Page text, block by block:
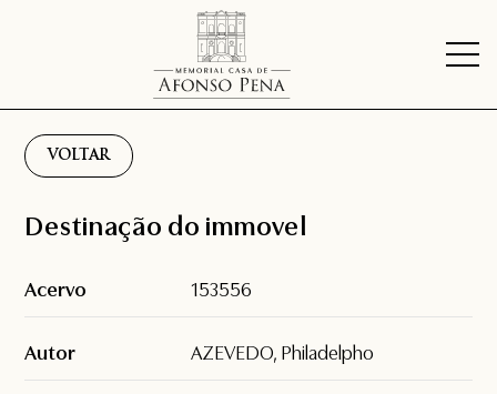
VOLTAR
Destinação do immovel
Acervo 153556
Autor AZEVEDO, Philadelpho